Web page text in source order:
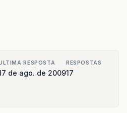
RESPOSTA
de ago. de 2009
RESPOSTAS
17